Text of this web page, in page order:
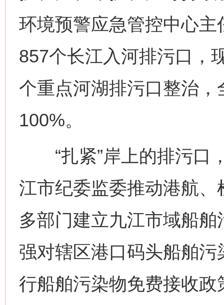
环境预警应急管控中心
857个长江入河排污口，
个重点河湖排污口整治
100%。
“扎紧”岸上的排污口
江市纪委监委推动港航
多部门建立九江市域船
强对辖区港口码头船舶
行船舶污染物免费接收